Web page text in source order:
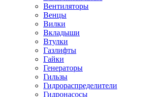
Вентиляторы
Венцы
Вилки
Вкладыши
Втулки
Газлифты
Гайки
Генераторы
Гильзы
Гидрораспределители
Гидронасосы